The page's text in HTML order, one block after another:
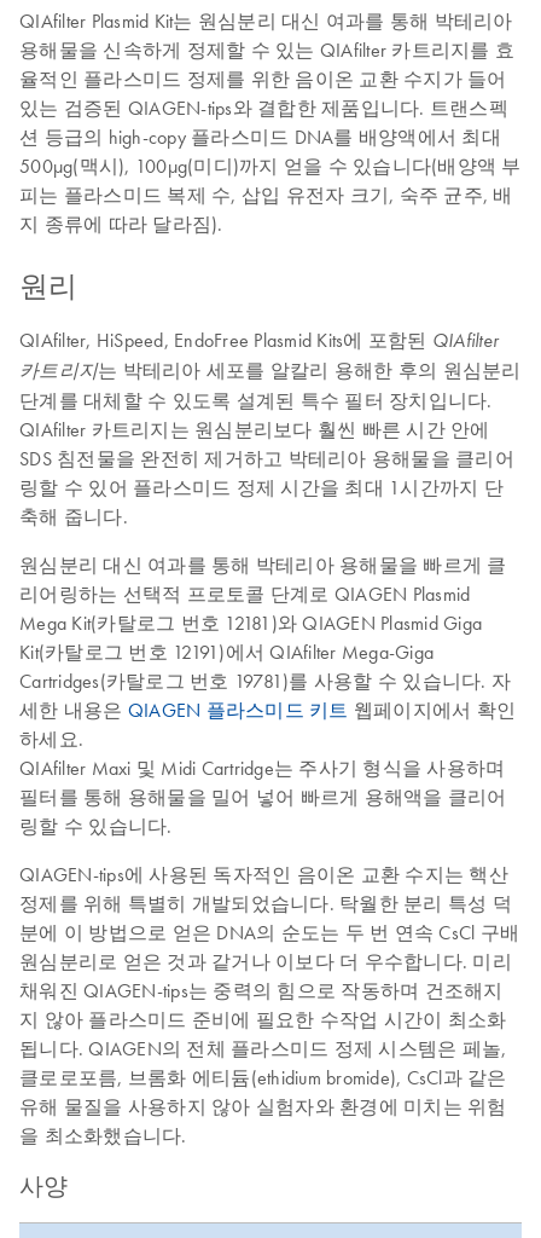
QIAfilter Plasmid Kit는 원심분리 대신 여과를 통해 박테리아
용해물을 신속하게 정제할 수 있는 QIAfilter 카트리지를 효
율적인 플라스미드 정제를 위한 음이온 교환 수지가 들어
있는 검증된 QIAGEN-tips와 결합한 제품입니다. 트랜스펙
션 등급의 high-copy 플라스미드 DNA를 배양액에서 최대
500µg(맥시), 100µg(미디)까지 얻을 수 있습니다(배양액 부
피는 플라스미드 복제 수, 삽입 유전자 크기, 숙주 균주, 배
지 종류에 따라 달라짐).
원리
QIAfilter, HiSpeed, EndoFree Plasmid Kits에 포함된 QIAfilter
카트리지는 박테리아 세포를 알칼리 용해한 후의 원심분리
단계를 대체할 수 있도록 설계된 특수 필터 장치입니다.
QIAfilter 카트리지는 원심분리보다 훨씬 빠른 시간 안에
SDS 침전물을 완전히 제거하고 박테리아 용해물을 클리어
링할 수 있어 플라스미드 정제 시간을 최대 1시간까지 단
축해 줍니다.
원심분리 대신 여과를 통해 박테리아 용해물을 빠르게 클
리어링하는 선택적 프로토콜 단계로 QIAGEN Plasmid
Mega Kit(카탈로그 번호 12181)와 QIAGEN Plasmid Giga
Kit(카탈로그 번호 12191)에서 QIAfilter Mega-Giga
Cartridges(카탈로그 번호 19781)를 사용할 수 있습니다. 자
세한 내용은 QIAGEN 플라스미드 키트 웹페이지에서 확인
하세요.
QIAfilter Maxi 및 Midi Cartridge는 주사기 형식을 사용하며
필터를 통해 용해물을 밀어 넣어 빠르게 용해액을 클리어
링할 수 있습니다.
QIAGEN-tips에 사용된 독자적인 음이온 교환 수지는 핵산
정제를 위해 특별히 개발되었습니다. 탁월한 분리 특성 덕
분에 이 방법으로 얻은 DNA의 순도는 두 번 연속 CsCl 구배
원심분리로 얻은 것과 같거나 이보다 더 우수합니다. 미리
채워진 QIAGEN-tips는 중력의 힘으로 작동하며 건조해지
지 않아 플라스미드 준비에 필요한 수작업 시간이 최소화
됩니다. QIAGEN의 전체 플라스미드 정제 시스템은 페놀,
클로로포름, 브롬화 에티듐(ethidium bromide), CsCl과 같은
유해 물질을 사용하지 않아 실험자와 환경에 미치는 위험
을 최소화했습니다.
사양